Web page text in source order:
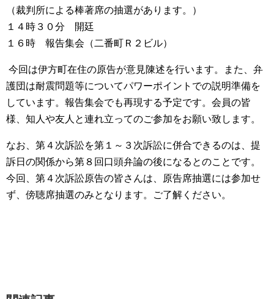
（裁判所による棒著席の抽選があります。）
１４時３０分 開廷
１６時 報告集会（二番町Ｒ２ビル）
今回は伊方町在住の原告が意見陳述を行います。また、弁
護団は耐震問題等についてパワーポイントでの説明準備を
しています。報告集会でも再現する予定です。会員の皆
様、知人や友人と連れ立ってのご参加をお願い致します。
なお、第４次訴訟を第１～３次訴訟に併合できるのは、提
訴日の関係から第８回口頭弁論の後になるとのことです。
今回、第４次訴訟原告の皆さんは、原告席抽選には参加せ
ず、傍聴席抽選のみとなります。ご了解ください。